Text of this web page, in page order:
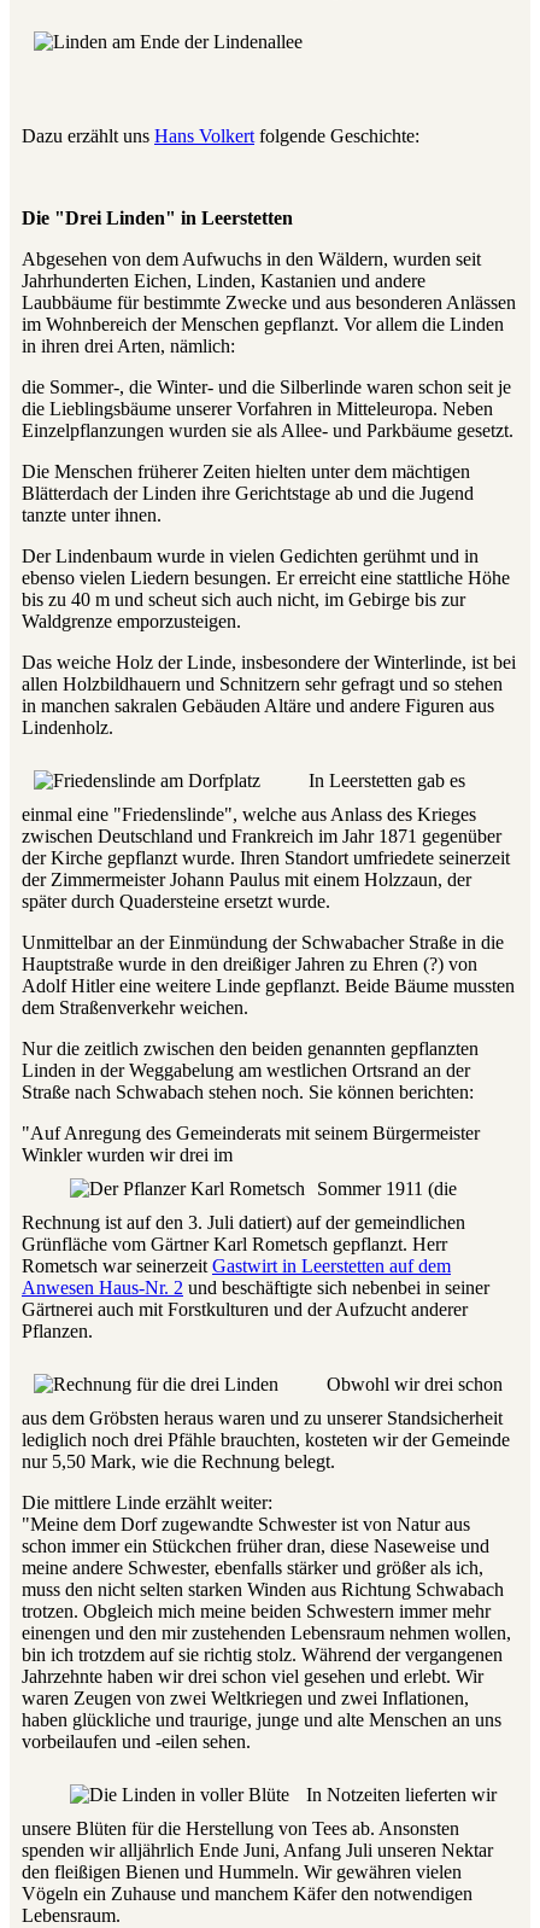
Dazu erzählt uns Hans Volkert folgende Geschichte:
Die "Drei Linden" in Leerstetten
Abgesehen von dem Aufwuchs in den Wäldern, wurden seit
Jahrhunderten Eichen, Linden, Kastanien und andere
Laubbäume für bestimmte Zwecke und aus besonderen Anlässen
im Wohnbereich der Menschen gepflanzt. Vor allem die Linden
in ihren drei Arten, nämlich:
die Sommer-, die Winter- und die Silberlinde waren schon seit je
die Lieblingsbäume unserer Vorfahren in Mitteleuropa. Neben
Einzelpflanzungen wurden sie als Allee- und Parkbäume gesetzt.
Die Menschen früherer Zeiten hielten unter dem mächtigen
Blätterdach der Linden ihre Gerichtstage ab und die Jugend
tanzte unter ihnen.
Der Lindenbaum wurde in vielen Gedichten gerühmt und in
ebenso vielen Liedern besungen. Er erreicht eine stattliche Höhe
bis zu 40 m und scheut sich auch nicht, im Gebirge bis zur
Waldgrenze emporzusteigen.
Das weiche Holz der Linde, insbesondere der Winterlinde, ist bei
allen Holzbildhauern und Schnitzern sehr gefragt und so stehen
in manchen sakralen Gebäuden Altäre und andere Figuren aus
Lindenholz.
In Leerstetten gab es
einmal eine "Friedenslinde", welche aus Anlass des Krieges
zwischen Deutschland und Frankreich im Jahr 1871 gegenüber
der Kirche gepflanzt wurde. Ihren Standort umfriedete seinerzeit
der Zimmermeister Johann Paulus mit einem Holzzaun, der
später durch Quadersteine ersetzt wurde.
Unmittelbar an der Einmündung der Schwabacher Straße in die
Hauptstraße wurde in den dreißiger Jahren zu Ehren (?) von
Adolf Hitler eine weitere Linde gepflanzt. Beide Bäume mussten
dem Straßenverkehr weichen.
Nur die zeitlich zwischen den beiden genannten gepflanzten
Linden in der Weggabelung am westlichen Ortsrand an der
Straße nach Schwabach stehen noch. Sie können berichten:
"Auf Anregung des Gemeinderats mit seinem Bürgermeister
Winkler wurden wir drei im
Sommer 1911 (die
Rechnung ist auf den 3. Juli datiert) auf der gemeindlichen
Grünfläche vom Gärtner Karl Rometsch gepflanzt. Herr
Rometsch war seinerzeit Gastwirt in Leerstetten auf dem
Anwesen Haus-Nr. 2 und beschäftigte sich nebenbei in seiner
Gärtnerei auch mit Forstkulturen und der Aufzucht anderer
Pflanzen.
Obwohl wir drei schon
aus dem Gröbsten heraus waren und zu unserer Standsicherheit
lediglich noch drei Pfähle brauchten, kosteten wir der Gemeinde
nur 5,50 Mark, wie die Rechnung belegt.
Die mittlere Linde erzählt weiter:
"Meine dem Dorf zugewandte Schwester ist von Natur aus
schon immer ein Stückchen früher dran, diese Naseweise und
meine andere Schwester, ebenfalls stärker und größer als ich,
muss den nicht selten starken Winden aus Richtung Schwabach
trotzen. Obgleich mich meine beiden Schwestern immer mehr
einengen und den mir zustehenden Lebensraum nehmen wollen,
bin ich trotzdem auf sie richtig stolz. Während der vergangenen
Jahrzehnte haben wir drei schon viel gesehen und erlebt. Wir
waren Zeugen von zwei Weltkriegen und zwei Inflationen,
haben glückliche und traurige, junge und alte Menschen an uns
vorbeilaufen und -eilen sehen.
In Notzeiten lieferten wir
unsere Blüten für die Herstellung von Tees ab. Ansonsten
spenden wir alljährlich Ende Juni, Anfang Juli unseren Nektar
den fleißigen Bienen und Hummeln. Wir gewähren vielen
Vögeln ein Zuhause und manchem Käfer den notwendigen
Lebensraum.